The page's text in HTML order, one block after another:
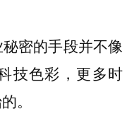
密的手段并不像
技色彩，更多时
。